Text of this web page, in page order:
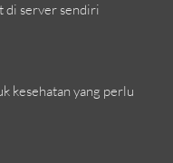
di server sendiri
kesehatan yang perlu